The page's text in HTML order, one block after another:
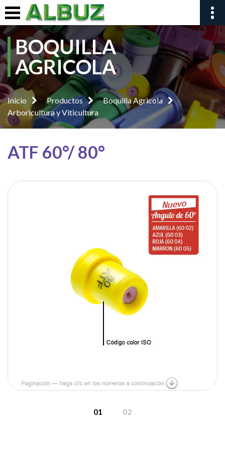
BOQUILLA
AGRICOLA
Inicio Productos
Boquilla Agricola
Arboricultura y Viticultura
ATF 60°/ 80°